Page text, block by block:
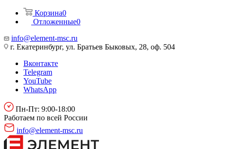
Корзина0
Отложенные0
info@element-msc.ru
г. Екатеринбург, ул. Братьев Быковых, 28, оф. 504
Вконтакте
Telegram
YouTube
WhatsApp
Пн-Пт: 9:00-18:00
Работаем по всей России
info@element-msc.ru